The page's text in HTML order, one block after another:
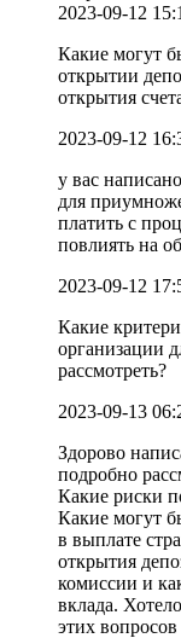
2023-09-12
Какие могут
открытии
открытия
2023-09-12
у вас
для
платить с
повлиять на
2023-09-12
Какие
организации
рассмотреть?
2023-09-13
Здорово
подробно
Какие риски
Какие могут
в выплате
открытия
комиссии и
вклада.
этих вопросов